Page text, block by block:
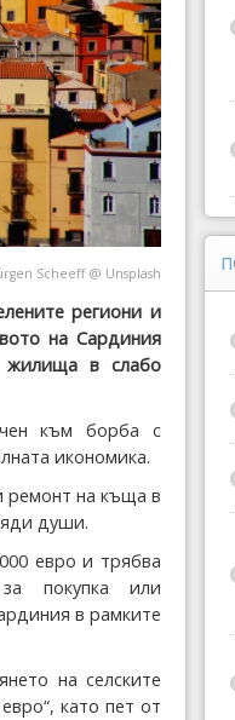
Scheeff@ Unsplash
региони и
на Сардиния
жилища в слабо
към борба с
икономика.
ремонт на къща в
души.
евро и трябва
покупка или
в рамките
на селските
като пет от